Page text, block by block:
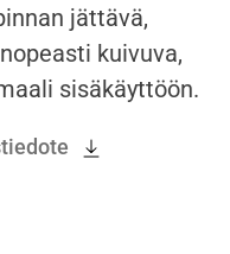
jättävä,
kuivuva,
sisäkäyttöön.